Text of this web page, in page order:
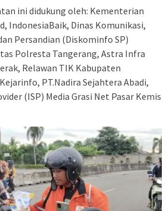
ini didukung oleh: Kementerian
IndonesiaBaik, Dinas Komunikasi,
Persandian (Diskominfo SP)
Polresta Tangerang, Astra Infra
Relawan TIK Kabupaten
PT.Nadira Sejahtera Abadi,
(ISP) Media Grasi Net Pasar Kemis